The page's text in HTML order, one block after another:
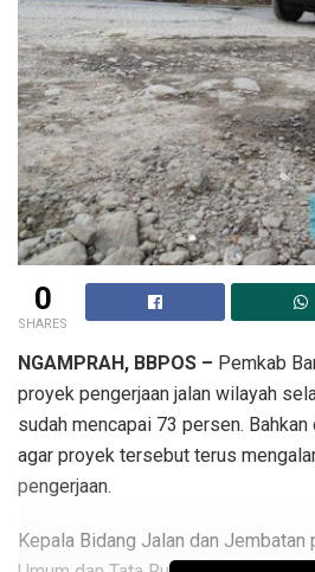
0
SHARES
NGAMPRAH, BBPOS – Pemkab
proyek pengerjaan jalan wilayah
sudah mencapai 73 persen.
agar proyek tersebut terus
pengerjaan.
Kepala Bidang Jalan dan Jembatan